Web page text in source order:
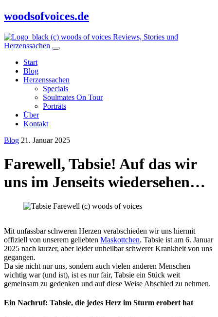
woodsofvoices.de
Reviews, Stories und
Herzenssachen
Start
Blog
Herzenssachen
Specials
Soulmates On Tour
Porträts
Über
Kontakt
Blog 21. Januar 2025
Farewell, Tabsie! Auf das wir
uns im Jenseits wiedersehen…
Mit unfassbar schweren Herzen verabschieden wir uns hiermit
offiziell von unserem geliebten Maskottchen. Tabsie ist am 6. Januar
2025 nach kurzer, aber leider unheilbar schwerer Krankheit von uns
gegangen.
Da sie nicht nur uns, sondern auch vielen anderen Menschen
wichtig war (und ist), ist es nur fair, Tabsie ein Stück weit
gemeinsam zu gedenken und auf diese Weise Abschied zu nehmen.
Ein Nachruf: Tabsie, die jedes Herz im Sturm erobert hat